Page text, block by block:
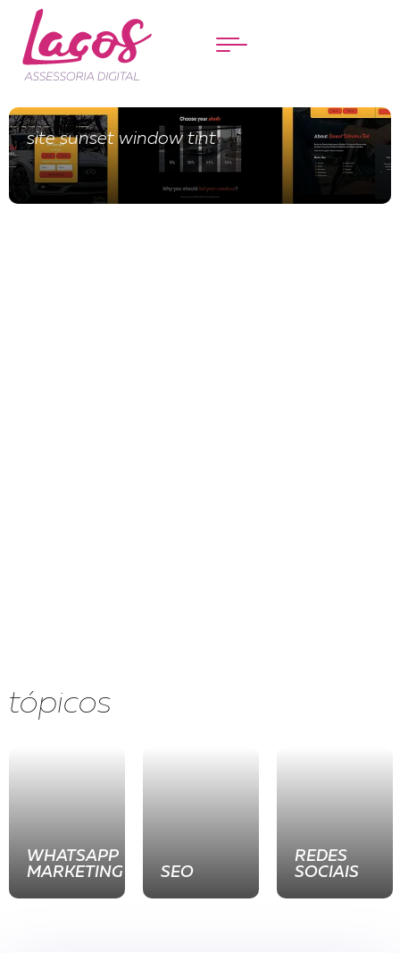
Menu
site sunset window tint
tópicos
WHATSAPP
MARKETING
SEO
REDES
SOCIAIS